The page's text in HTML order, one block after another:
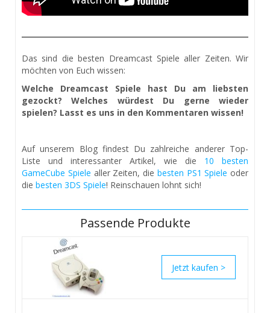
Das sind die besten Dreamcast Spiele aller Zeiten. Wir
möchten von Euch wissen:
Welche Dreamcast Spiele hast Du am liebsten
gezockt? Welches würdest Du gerne wieder
spielen? Lasst es uns in den Kommentaren wissen!
Auf unserem Blog findest Du zahlreiche anderer Top-
Liste und interessanter Artikel, wie die 10 besten
GameCube Spiele aller Zeiten, die besten PS1 Spiele oder
die besten 3DS Spiele! Reinschauen lohnt sich!
Passende Produkte
>